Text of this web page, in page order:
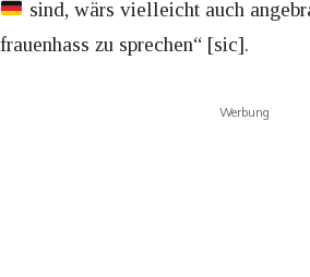
sind, wärs vielleicht auch
frauenhass zu sprechen“ [sic].
Werbung